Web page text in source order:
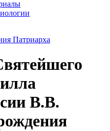
Патриарха
В.В.